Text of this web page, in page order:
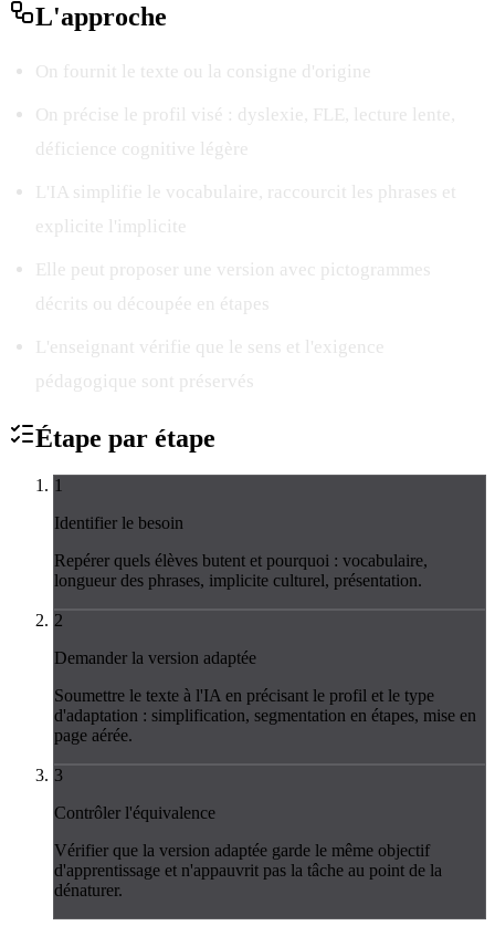
L'approche
On fournit le texte ou la consigne d'origine
On précise le profil visé : dyslexie, FLE, lecture lente,
déficience cognitive légère
L'IA simplifie le vocabulaire, raccourcit les phrases et
explicite l'implicite
Elle peut proposer une version avec pictogrammes
décrits ou découpée en étapes
L'enseignant vérifie que le sens et l'exigence
pédagogique sont préservés
Étape par étape
1
Identifier le besoin
Repérer quels élèves butent et pourquoi : vocabulaire,
longueur des phrases, implicite culturel, présentation.
2
Demander la version adaptée
Soumettre le texte à l'IA en précisant le profil et le type
d'adaptation : simplification, segmentation en étapes, mise en
page aérée.
3
Contrôler l'équivalence
Vérifier que la version adaptée garde le même objectif
d'apprentissage et n'appauvrit pas la tâche au point de la
dénaturer.